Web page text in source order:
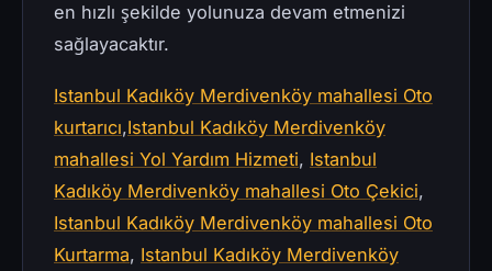
en hızlı şekilde yolunuza devam etmenizi
sağlayacaktır.
Istanbul Kadıköy Merdivenköy mahallesi Oto
kurtarıcı,Istanbul Kadıköy Merdivenköy
mahallesi Yol Yardım Hizmeti, Istanbul
Kadıköy Merdivenköy mahallesi Oto Çekici,
Istanbul Kadıköy Merdivenköy mahallesi Oto
Kurtarma, Istanbul Kadıköy Merdivenköy